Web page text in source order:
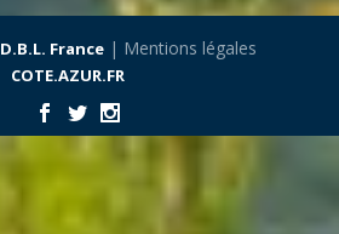
D.B.L. France| Mentions légales
COTE.AZUR.FR